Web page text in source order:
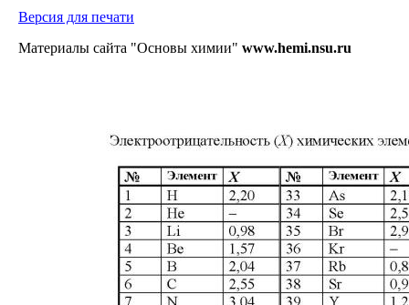
Версия для печати
Материалы сайта "Основы химии" www.hemi.nsu.ru